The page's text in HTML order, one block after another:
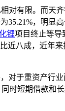
对有限。而天
，明显
锂项目终止等导
近八成，近年
对于重资产行
时短期借款和